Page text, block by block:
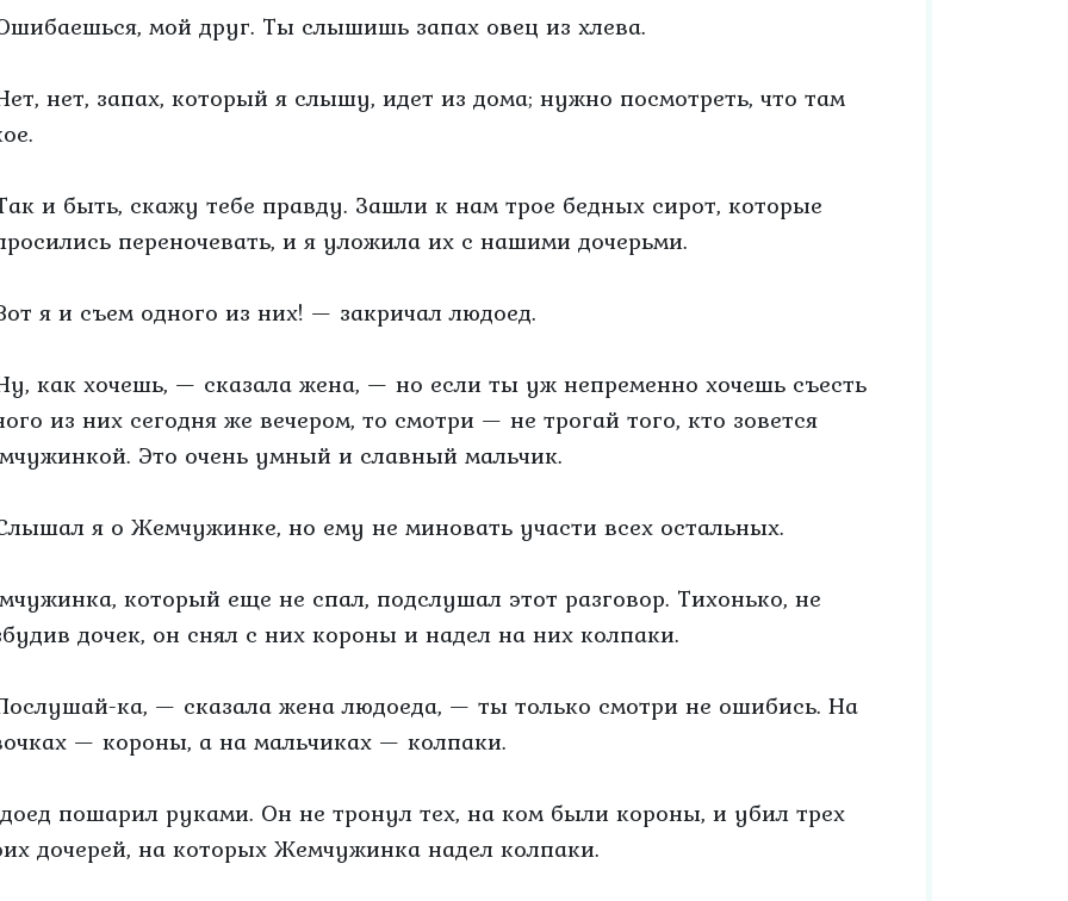
мой друг. Ты слышишь запах овец из хлева.
нет, запах, который я слышу, идет из дома; нужно посмотреть, что там
и быть, скажу тебе правду. Зашли к нам трое бедных сирот, которые
переночевать, и я уложила их с нашими дочерьми.
я и съем одного из них! — закричал людоед.
как хочешь, — сказала жена, — но если ты уж непременно хочешь съесть
из них сегодня же вечером, то смотри — не трогай того, кто зовется
Это очень умный и славный мальчик.
я о Жемчужинке, но ему не миновать участи всех остальных.
который еще не спал, подслушал этот разговор. Тихонько, не
дочек, он снял с них короны и надел на них колпаки.
ка, — сказала жена людоеда, — ты только смотри не ошибись. На
— короны, а на мальчиках — колпаки.
пошарил руками. Он не тронул тех, на ком были короны, и убил трех
дочерей, на которых Жемчужинка надел колпаки.